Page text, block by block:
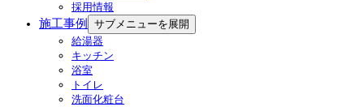
採用情報
施工事例
サブメニューを展開
給湯器
キッチン
浴室
トイレ
洗面化粧台